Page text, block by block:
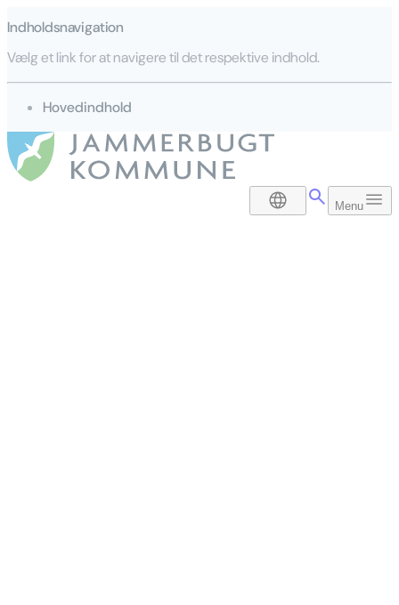
Indholdsnavigation
Vælg et link for at navigere til det respektive indhold.
gå til
Hovedindhold
DA Menu